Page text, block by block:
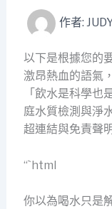
作者:
以下是根據您的
激昂熱血的語氣
「飲水是科學也
庭水質檢測與淨
超連結與免責聲
“`html
你以為喝水只是